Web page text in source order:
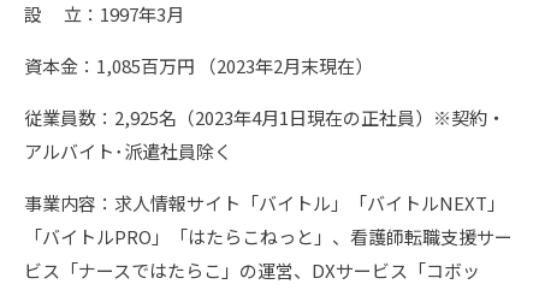
設 立：1997年3月
資本金：1,085百万円 （2023年2月末現在）
従業員数：2,925名（2023年4月1日現在の正社員）※契約・
アルバイト･派遣社員除く
事業内容：求人情報サイト「バイトル」「バイトルNEXT」
「バイトルPRO」「はたらこねっと」、看護師転職支援サー
ビス「ナースではたらこ」の運営、DXサービス「コボッ